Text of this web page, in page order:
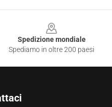
Spedizione mondiale
Spediamo in oltre 200 paesi